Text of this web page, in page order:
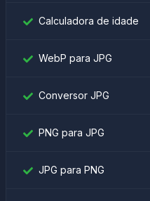
Calculadora de idade
WebP para JPG
Conversor JPG
PNG para JPG
JPG para PNG